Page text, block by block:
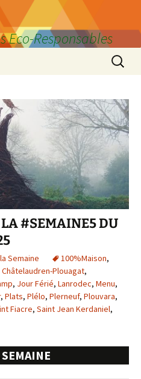
Eco-Responsables
LA #SEMAINE5 DU
Semaine 100%Maison,
Châtelaudren-Plouagat,
, Jour Férié, Lanrodec, Menu,
, Plats, Plélo, Plerneuf, Plouvara,
Fiacre, Saint Jean Kerdaniel,